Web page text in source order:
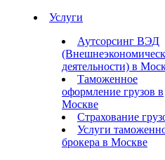
Услуги
Аутсорсинг ВЭД
деятельности) в
Таможенное
оформление грузов в
Москве
Страхование
Услуги
брокера в Москве